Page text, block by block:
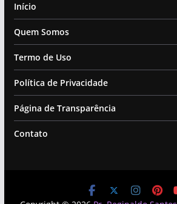
Início
Quem Somos
Termo de Uso
Política de Privacidade
Página de Transparência
Contato